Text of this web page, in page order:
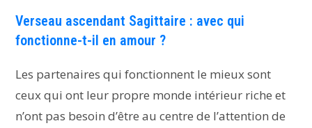
Verseau ascendant Sagittaire : avec qui
fonctionne-t-il en amour ?
Les partenaires qui fonctionnent le mieux sont
ceux qui ont leur propre monde intérieur riche et
n’ont pas besoin d’être au centre de l’attention de